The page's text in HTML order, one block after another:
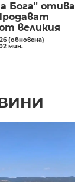
ГКПП
към
Бога" отива
великия
(обновена)
мин.